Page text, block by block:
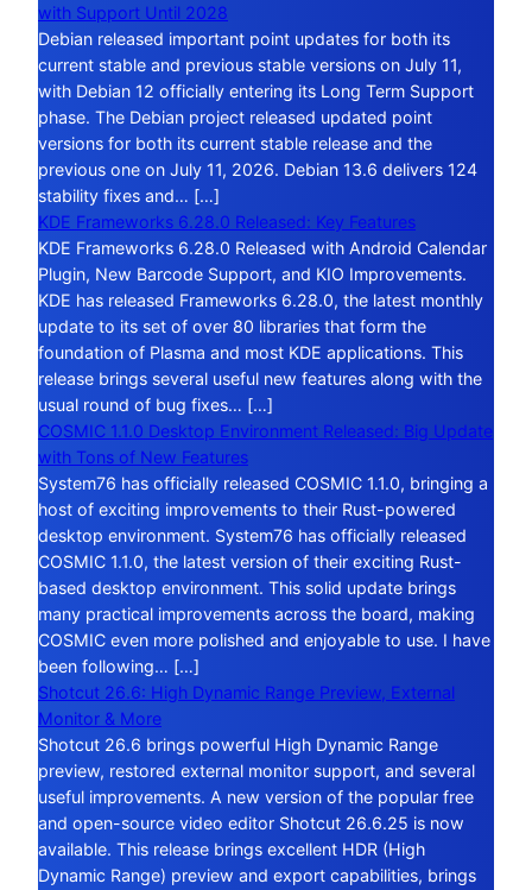
with Support Until 2028
Debian released important point updates for both its
current stable and previous stable versions on July 11,
with Debian 12 officially entering its Long Term Support
phase. The Debian project released updated point
versions for both its current stable release and the
previous one on July 11, 2026. Debian 13.6 delivers 124
stability fixes and… […]
KDE Frameworks 6.28.0 Released: Key Features
KDE Frameworks 6.28.0 Released with Android Calendar
Plugin, New Barcode Support, and KIO Improvements.
KDE has released Frameworks 6.28.0, the latest monthly
update to its set of over 80 libraries that form the
foundation of Plasma and most KDE applications. This
release brings several useful new features along with the
usual round of bug fixes… […]
COSMIC 1.1.0 Desktop Environment Released: Big Update
with Tons of New Features
System76 has officially released COSMIC 1.1.0, bringing a
host of exciting improvements to their Rust-powered
desktop environment. System76 has officially released
COSMIC 1.1.0, the latest version of their exciting Rust-
based desktop environment. This solid update brings
many practical improvements across the board, making
COSMIC even more polished and enjoyable to use. I have
been following… […]
Shotcut 26.6: High Dynamic Range Preview, External
Monitor & More
Shotcut 26.6 brings powerful High Dynamic Range
preview, restored external monitor support, and several
useful improvements. A new version of the popular free
and open-source video editor Shotcut 26.6.25 is now
available. This release brings excellent HDR (High
Dynamic Range) preview and export capabilities, brings